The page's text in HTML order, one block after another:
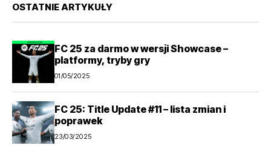
OSTATNIE ARTYKUŁY
FC 25 za darmo w wersji Showcase –
platformy, tryby gry
01/05/2025
FC 25: Title Update #11 – lista zmian i
poprawek
23/03/2025